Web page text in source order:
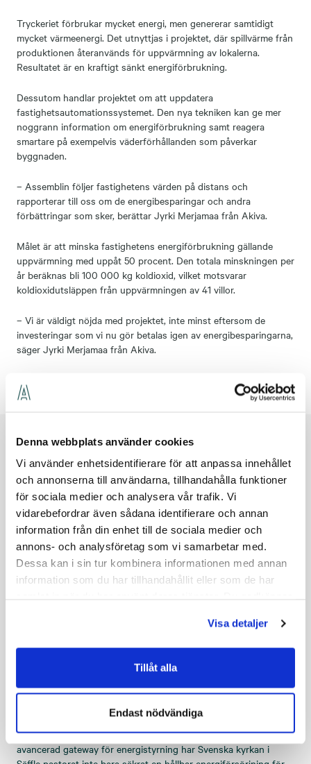
Denna webbplats använder cookies
Vi använder enhetsidentifierare för att anpassa innehållet
och annonserna till användarna, tillhandahålla funktioner
för sociala medier och analysera vår trafik. Vi
vidarebefordrar även sådana identifierare och annan
information från din enhet till de sociala medier och
annons- och analysföretag som vi samarbetar med.
Dessa kan i sin tur kombinera informationen med annan
information som du har tillhandahållit eller som de har
Visa detaljer
Tillåt alla
Endast nödvändiga
Tryckeriet förbrukar mycket energi, men genererar samtidigt
mycket värmeenergi. Det utnyttjas i projektet, där spillvärme från
produktionen återanvänds för uppvärmning av lokalerna.
Resultatet är en kraftigt sänkt energiförbrukning.
Dessutom handlar projektet om att uppdatera
fastighetsautomationssystemet. Den nya tekniken kan ge mer
noggrann information om energiförbrukning samt reagera
smartare på exempelvis väderförhållanden som påverkar
byggnaden.
– Assemblin följer fastighetens värden på distans och
rapporterar till oss om de energibesparingar och andra
förbättringar som sker, berättar Jyrki Merjamaa från Akiva.
Målet är att minska fastighetens energiförbrukning gällande
uppvärmning med uppåt 50 procent. Den totala minskningen per
år beräknas bli 100 000 kg koldioxid, vilket motsvarar
koldioxidutsläppen från uppvärmningen av 41 villor.
– Vi är väldigt nöjda med projektet, inte minst eftersom de
investeringar som vi nu gör betalas igen av energibesparingarna,
säger Jyrki Merjamaa från Akiva.
Referenser
SÄFFLE
Genom att låta Assemblin installera batterier, solceller och en
avancerad gateway för energistyrning har Svenska kyrkan i